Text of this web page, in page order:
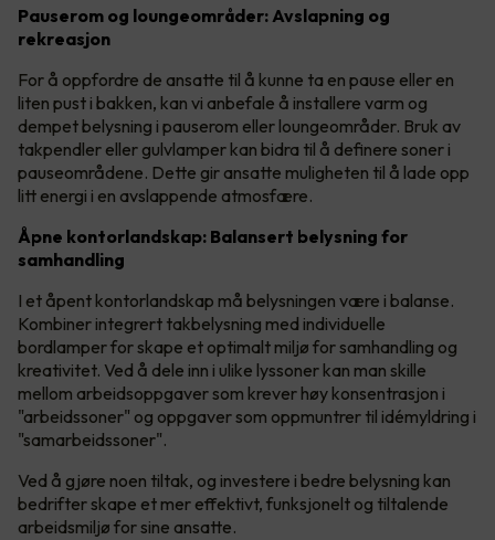
Pauserom og loungeområder: Avslapning og
rekreasjon
For å oppfordre de ansatte til å kunne ta en pause eller en
liten pust i bakken, kan vi anbefale å installere varm og
dempet belysning i pauserom eller loungeområder. Bruk av
takpendler eller gulvlamper kan bidra til å definere soner i
pauseområdene. Dette gir ansatte muligheten til å lade opp
litt energi i en avslappende atmosfære.
Åpne kontorlandskap: Balansert belysning for
samhandling
I et åpent kontorlandskap må belysningen være i balanse.
Kombiner integrert takbelysning med individuelle
bordlamper for skape et optimalt miljø for samhandling og
kreativitet. Ved å dele inn i ulike lyssoner kan man skille
mellom arbeidsoppgaver som krever høy konsentrasjon i
"arbeidssoner" og oppgaver som oppmuntrer til idémyldring i
"samarbeidssoner".
Ved å gjøre noen tiltak, og investere i bedre belysning kan
bedrifter skape et mer effektivt, funksjonelt og tiltalende
arbeidsmiljø for sine ansatte.